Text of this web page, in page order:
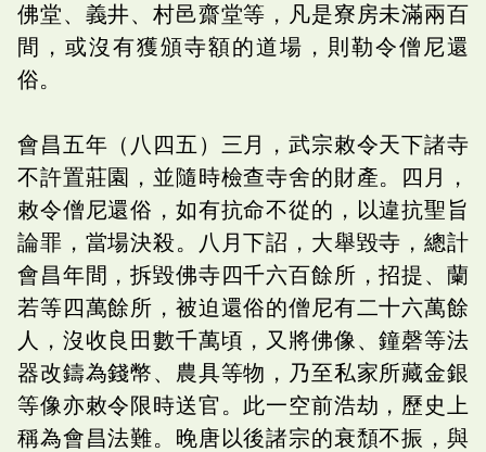
佛堂、義井、村邑齋堂等，凡是寮房未滿兩百
間，或沒有獲頒寺額的道場，則勒令僧尼還
俗。
會昌五年（八四五）三月，武宗敕令天下諸寺
不許置莊園，並隨時檢查寺舍的財產。四月，
敕令僧尼還俗，如有抗命不從的，以違抗聖旨
論罪，當場決殺。八月下詔，大舉毀寺，總計
會昌年間，拆毀佛寺四千六百餘所，招提、蘭
若等四萬餘所，被迫還俗的僧尼有二十六萬餘
人，沒收良田數千萬頃，又將佛像、鐘磬等法
器改鑄為錢幣、農具等物，乃至私家所藏金銀
等像亦敕令限時送官。此一空前浩劫，歷史上
稱為會昌法難。晚唐以後諸宗的衰頹不振，與